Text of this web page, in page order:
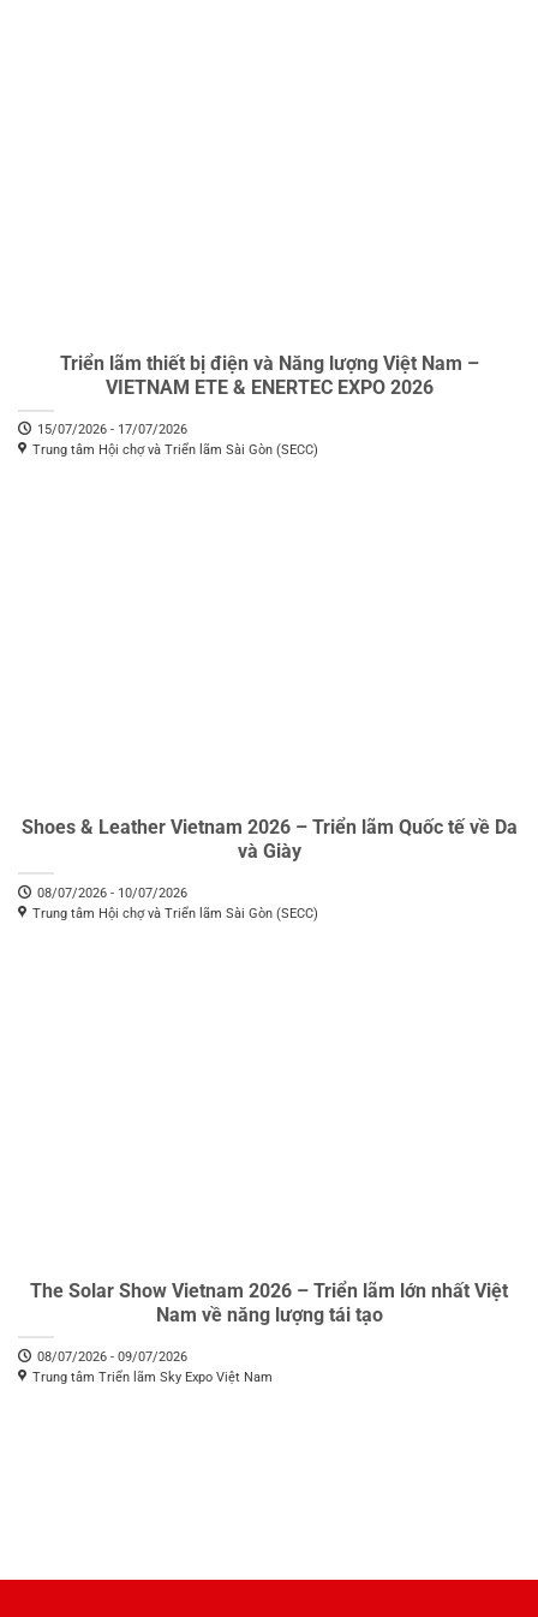
Triển lãm thiết bị điện và Năng lượng Việt Nam –
VIETNAM ETE & ENERTEC EXPO 2026
15/07/2026 - 17/07/2026
Trung tâm Hội chợ và Triển lãm Sài Gòn (SECC)
Shoes & Leather Vietnam 2026 – Triển lãm Quốc tế về Da
và Giày
08/07/2026 - 10/07/2026
Trung tâm Hội chợ và Triển lãm Sài Gòn (SECC)
The Solar Show Vietnam 2026 – Triển lãm lớn nhất Việt
Nam về năng lượng tái tạo
08/07/2026 - 09/07/2026
Trung tâm Triển lãm Sky Expo Việt Nam